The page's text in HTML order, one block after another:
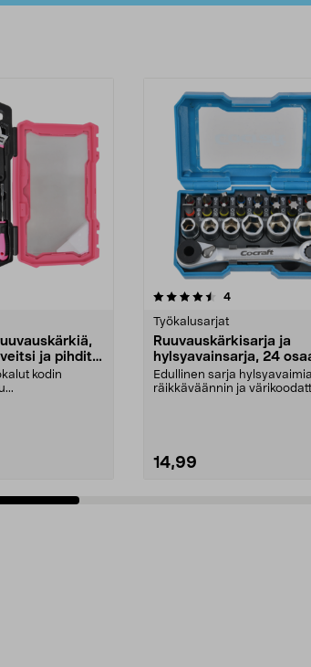
ja pihdit,
kodin
4arvostelut
Työkalusarjat
Ruuvauskärkisarja ja
hylsyavainsarja, 24
Cocraft
Edullinen sarja
räikkäväännin ja
14,99
4.5 viidestä